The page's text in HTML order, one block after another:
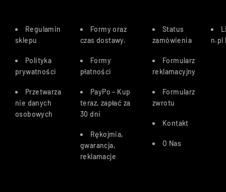
Regulamin
sklepu
Polityka
prywatności
Przetwarza
nie danych
osobowych
Formy oraz
czas dostawy.
Formy
płatności
PayPo – Kup
teraz, zapłać za
30 dni
Rękojmia,
gwarancja,
reklamacje
Status
zamówienia
Formularz
reklamacyjny
Formularz
zwrotu
Kontakt
O Nas
n.pl